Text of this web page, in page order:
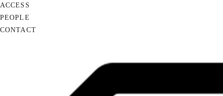
ACCESS
PEOPLE
CONTACT